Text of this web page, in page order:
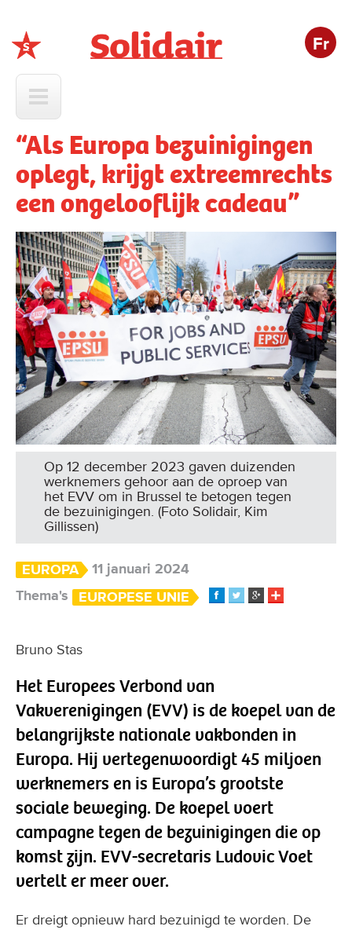
Fr
“Als Europa bezuinigingen
oplegt, krijgt extreemrechts
een ongelooflijk cadeau”
Op 12 december 2023 gaven duizenden
werknemers gehoor aan de oproep van
het EVV om in Brussel te betogen tegen
de bezuinigingen. (Foto Solidair, Kim
Gillissen)
EUROPA
11 januari 2024
Thema's
EUROPESE UNIE
Bruno Stas
Het Europees Verbond van
Vakverenigingen (EVV) is de koepel van de
belangrijkste nationale vakbonden in
Europa. Hij vertegenwoordigt 45 miljoen
werknemers en is Europa’s grootste
sociale beweging. De koepel voert
campagne tegen de bezuinigingen die op
komst zijn. EVV-secretaris Ludovic Voet
vertelt er meer over.
Er dreigt opnieuw hard bezuinigd te worden. De